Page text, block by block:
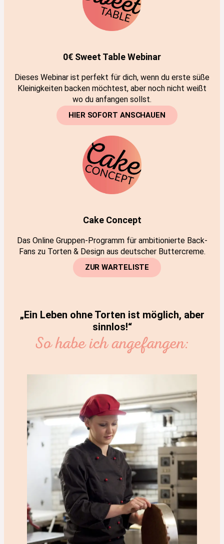
0€ Sweet Table Webinar
Dieses Webinar ist perfekt für dich, wenn du erste süße
Kleinigkeiten backen möchtest, aber noch nicht weißt
wo du anfangen sollst.
HIER SOFORT ANSCHAUEN
Cake Concept
Das Online Gruppen-Programm für ambitionierte Back-
Fans zu Torten & Design aus deutscher Buttercreme.
ZUR WARTELISTE
„Ein Leben ohne Torten ist möglich, aber
sinnlos!“
So habe ich angefangen: